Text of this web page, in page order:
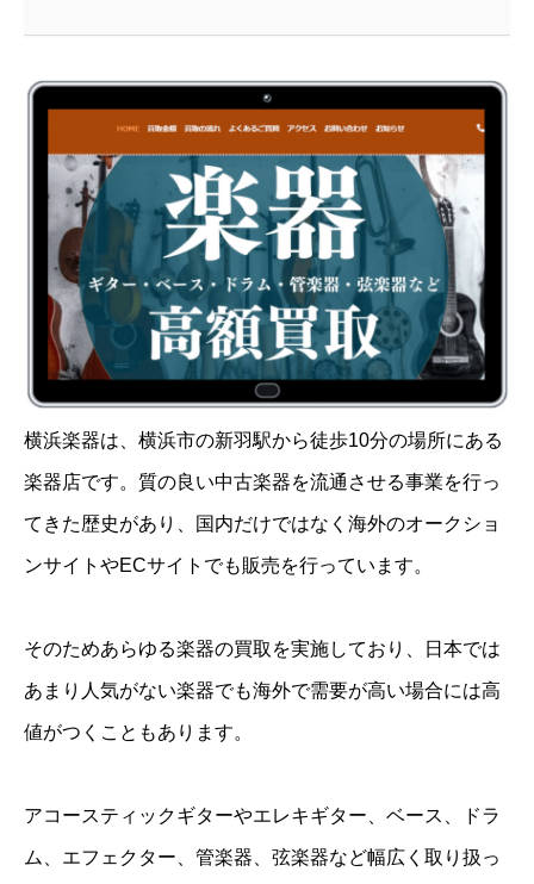
横浜楽器は、横浜市の新羽駅から徒歩10分の場所にある
楽器店です。質の良い中古楽器を流通させる事業を行っ
てきた歴史があり、国内だけではなく海外のオークショ
ンサイトやECサイトでも販売を行っています。
そのためあらゆる楽器の買取を実施しており、日本では
あまり人気がない楽器でも海外で需要が高い場合には高
値がつくこともあります。
アコースティックギターやエレキギター、ベース、ドラ
ム、エフェクター、管楽器、弦楽器など幅広く取り扱っ